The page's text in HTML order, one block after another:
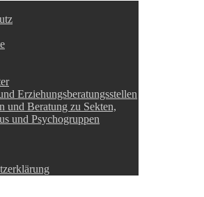
Erziehungsberatungsstellen
und Beratung zu Sekten,
und Psychogruppen